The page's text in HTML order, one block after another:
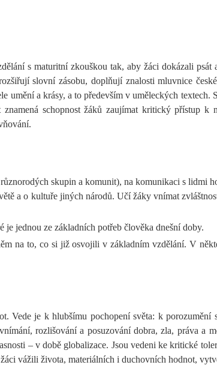
s maturitní zkouškou tak, aby žáci dokázali
slovní zásobu, doplňují znalosti mluvnice
umění a krásy, a to především v uměleckých
schopnost žáků zaujímat kritický přístup k
skupin a komunit), na komunikaci s
a o kultuře jiných národů. Učí žáky vnímat
jednou ze základních potřeb člověka dnešní doby.
na to, co si již osvojili v základním vzdělání. V
Vede je k hlubšímu pochopení světa: k
rozlišování a posuzování dobra, zla, práva a
– v době globalizace. Jsou vedeni ke kritické
vážili života, materiálních i duchovních hodnot,